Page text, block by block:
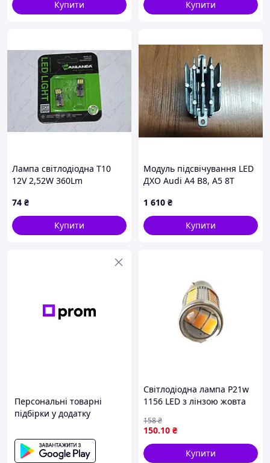
Купити Купити
Лампа світлодіодна T10
12V 2,52W 360Lm
(кратно 2) WANLANDA
74 ₴
Купити
Модуль підсвічування LED
ДХО Audi A4 B8, A5 8T
1 610 ₴
Купити
Персональні товарні
підбірки у додатку
Світлодіодна лампа P21w
1156 LED з лінзою жовта
2шт (Завод) ВСС
150.10 ₴
158₴
Купити